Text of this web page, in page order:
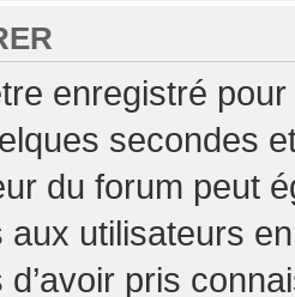
enregistré
secondes
du forum peut
aux utilisateurs
pris